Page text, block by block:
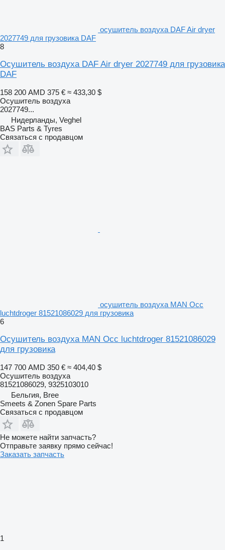
осушитель воздуха DAF Air dryer
2027749 для грузовика DAF
8
Осушитель воздуха DAF Air dryer 2027749 для грузовика
DAF
158 200 AMD 375 € ≈ 433,30 $
Осушитель воздуха
2027749...
Нидерланды, Veghel
BAS Parts & Tyres
Связаться с продавцом
осушитель воздуха MAN Occ
luchtdroger 81521086029 для грузовика
6
Осушитель воздуха MAN Occ luchtdroger 81521086029
для грузовика
147 700 AMD 350 € ≈ 404,40 $
Осушитель воздуха
81521086029, 9325103010
Бельгия, Bree
Smeets & Zonen Spare Parts
Связаться с продавцом
Не можете найти запчасть?
Отправьте заявку прямо сейчас!
Заказать запчасть
1